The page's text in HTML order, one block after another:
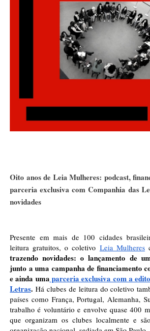
Oito anos de Leia Mulheres: podcast,
parceria exclusiva com Companhia das
novidades
Presente em mais de 100 cidades
leitura gratuitos, o coletivo Leia Mulheres
trazendo novidades: o lançamento de
junto a uma campanha de financiamento
e ainda uma parceria exclusiva com a
Letras. Há clubes de leitura do coletivo
países como França, Portugal, Alemanha,
trabalho é voluntário e envolve quase 400
que organizam os clubes localmente e